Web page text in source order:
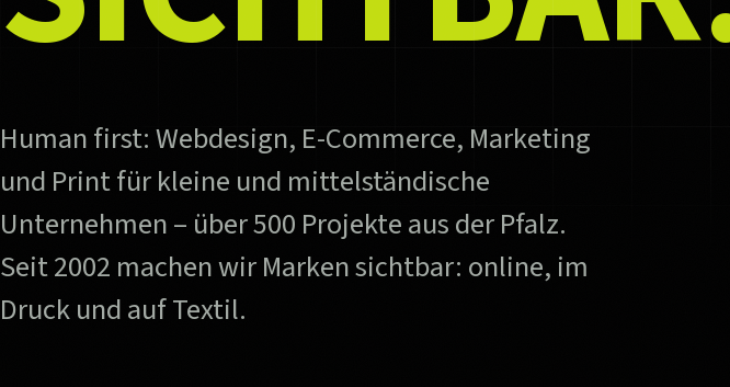
Human first: Webdesign, E-Commerce, Marketing
und Print für kleine und mittelständische
Unternehmen – über 500 Projekte aus der Pfalz.
Seit 2002 machen wir Marken sichtbar: online, im
Druck und auf Textil.